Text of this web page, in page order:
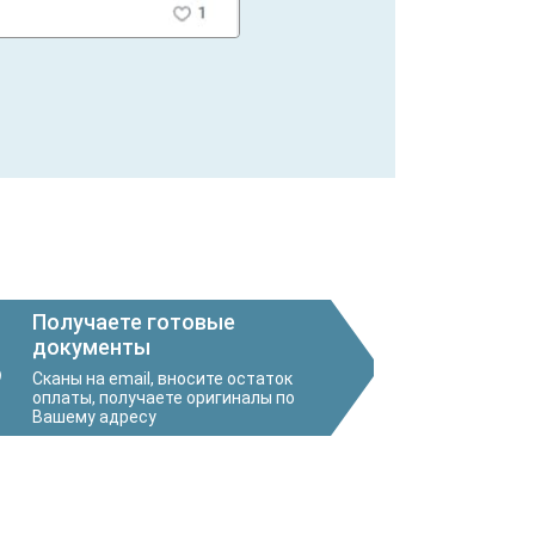
Получаете готовые
документы
Сканы на email, вносите остаток
оплаты, получаете оригиналы по
Вашему адресу